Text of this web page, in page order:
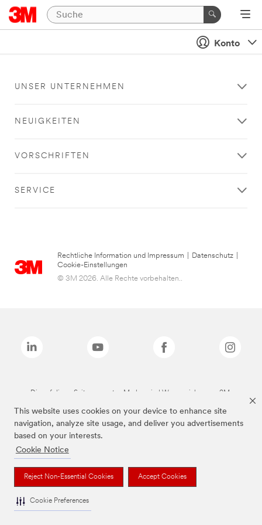
This website uses cookies on your device to enhance site
navigation, analyze site usage, and deliver you advertisements
based on your interests.
Cookie Notice
Reject Non-Essential Cookies Accept Cookies
Cookie Preferences
Konto
UNSER UNTERNEHMEN
NEUIGKEITEN
VORSCHRIFTEN
SERVICE
Rechtliche Information und Impressum Datenschutz
Cookie-Einstellungen
© 3M 2026. Alle Rechte vorbehalten..
Die auf dieser Seite genannten Marken sind Warenzeichen von 3M.